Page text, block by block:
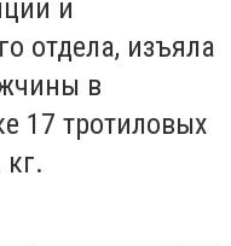
и
отдела, изъяла
в
17 тротиловых